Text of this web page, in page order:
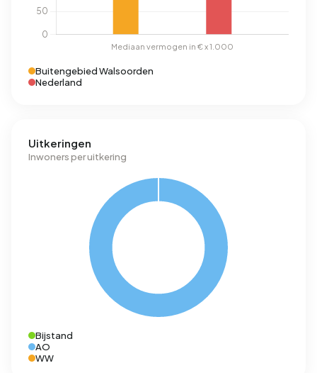
Buitengebied Walsoorden
Nederland
Uitkeringen
Inwoners per uitkering
Bijstand
AO
WW